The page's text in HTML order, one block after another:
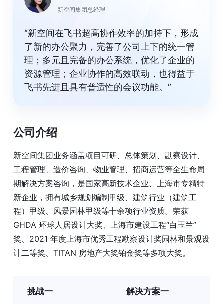
新空间集团总经理
“新空间在飞书超高协作效率的加持下，形成
了新的办公聚力，完善了公司上下的统一管
理；多元且完备的办公系统，优化了企业的
资源管理；企业协作的高效联动，也得益于
飞书先进且具有普适性的会议功能。”
公司介绍
新空间集团业务涵盖项目可研、总体策划、勘察设计、
工程管理、造价咨询、物业管理、招商运营等全生命周
期解决方案咨询，是国家高新技术企业、上海市专精特
新企业，拥有城乡规划编制甲级、建筑行业（建筑工
程）甲级、风景园林甲级等十余项行业资质。荣获
GHDA 环球人居设计大奖、上海市建设工程“白玉兰”
奖、2021 年度上海市优秀工程勘察设计奖园林和景观设
计二等奖、TITAN 房地产大奖铂金奖等多项大奖。
挑战一 解决方案一